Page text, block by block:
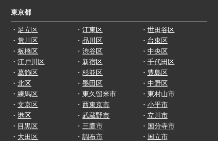
東京都
・ 足立区
・荒川区
・板橋区
・江戸川区
・葛飾区
・北区
・江東区
・品川区
・渋谷区
・ 新宿区
・杉並区
・墨田区
・ 世田谷区
・ 台東区
・ 中央区
・ 千代田区
・ 豊島区
・ 中野区
・練馬区
・文京区
・港区
・ 目黒区
・ 大田区
・東久留米市
・西東京市
・武蔵野市
・ 三鷹市
・調布市
・東村山市
・ 小平市
・ 立川市
・ 国分寺市
・ 国立市